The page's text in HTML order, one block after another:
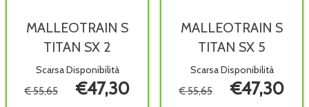
MALLEOTRAIN S
TITAN SX 2
Scarsa Disponibilità
€ 55,65 €47,30
MALLEOTRAIN S
TITAN SX 5
Scarsa Disponibilità
€ 55,65 €47,30